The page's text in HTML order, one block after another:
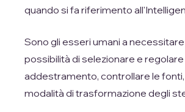
quando si fa riferimento
Sono gli esseri umani a
possibilità di selezionare e regolare
addestramento, controllare le
modalità di trasformazione degli